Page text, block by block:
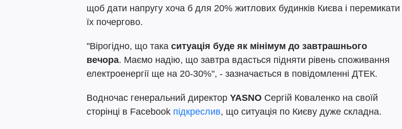
щоб дати напругу хоча б для 20% житлових будинків Києва і перемикати
їх почергово.
"Вірогідно, що така ситуація буде як мінімум до завтрашнього
вечора. Маємо надію, що завтра вдасться підняти рівень споживання
електроенергії ще на 20-30%", - зазначається в повідомленні ДТЕК.
Водночас генеральний директор YASNO Сергій Коваленко на своїй
сторінці в Facebook підкреслив, що ситуація по Києву дуже складна.